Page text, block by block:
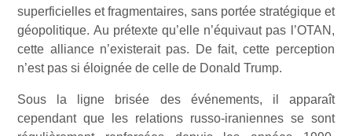
superficielles et fragmentaires, sans portée stratégique et
géopolitique. Au prétexte qu’elle n’équivaut pas l’OTAN,
cette alliance n’existerait pas. De fait, cette perception
n’est pas si éloignée de celle de Donald Trump.
Sous la ligne brisée des événements, il apparaît
cependant que les relations russo-iraniennes se sont